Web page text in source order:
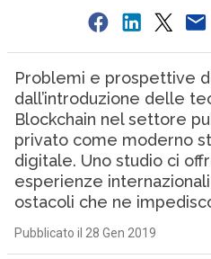
Problemi e prospettive
dall’introduzione delle
Blockchain nel settore
privato come moderno
digitale. Uno studio ci
esperienze
ostacoli che ne
Pubblicato il 28 Gen 2019